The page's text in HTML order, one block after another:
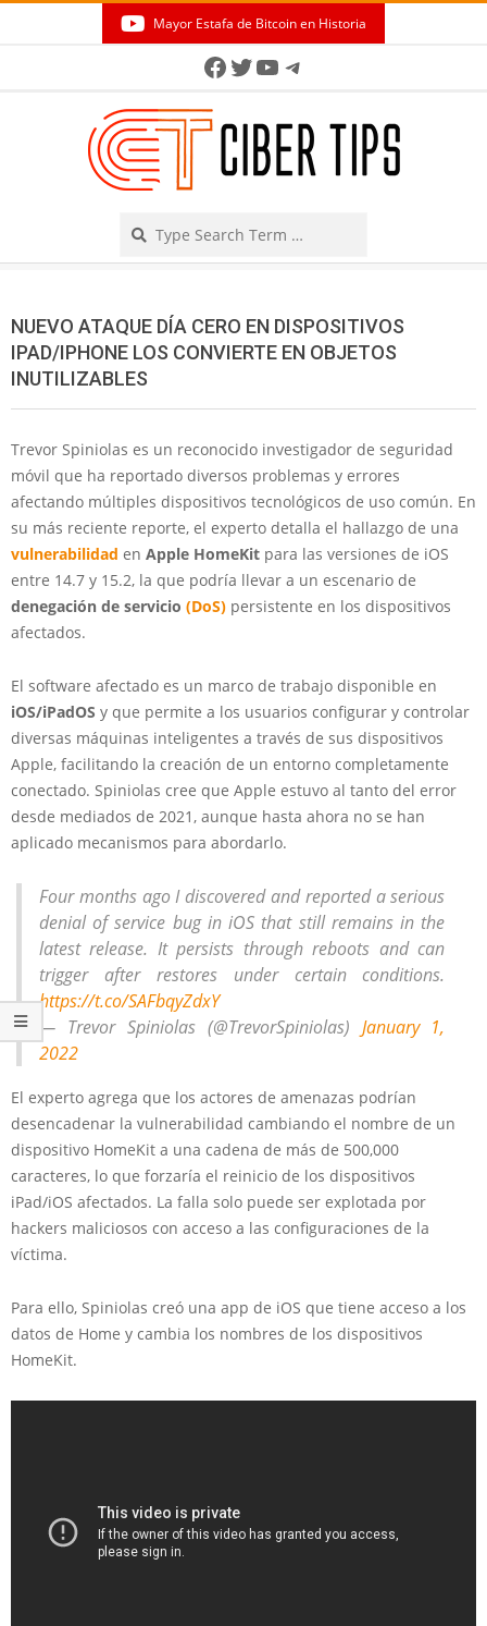
Mayor Estafa de Bitcoin en Historia
Facebook
Twitter
YouTube
Telegram
NUEVO ATAQUE DÍA CERO EN DISPOSITIVOS
IPAD/IPHONE LOS CONVIERTE EN OBJETOS
INUTILIZABLES
Trevor Spiniolas es un reconocido investigador de seguridad
móvil que ha reportado diversos problemas y errores
afectando múltiples dispositivos tecnológicos de uso común. En
su más reciente reporte, el experto detalla el hallazgo de una
vulnerabilidad en Apple HomeKit para las versiones de iOS
entre 14.7 y 15.2, la que podría llevar a un escenario de
denegación de servicio (DoS) persistente en los dispositivos
afectados.
El software afectado es un marco de trabajo disponible en
iOS/iPadOS y que permite a los usuarios configurar y controlar
diversas máquinas inteligentes a través de sus dispositivos
Apple, facilitando la creación de un entorno completamente
conectado. Spiniolas cree que Apple estuvo al tanto del error
desde mediados de 2021, aunque hasta ahora no se han
aplicado mecanismos para abordarlo.
Four months ago I discovered and reported a serious
denial of service bug in iOS that still remains in the
latest release. It persists through reboots and can
trigger after restores under certain conditions.
https://t.co/SAFbqyZdxY
— Trevor Spiniolas (@TrevorSpiniolas) January 1,
2022
El experto agrega que los actores de amenazas podrían
desencadenar la vulnerabilidad cambiando el nombre de un
dispositivo HomeKit a una cadena de más de 500,000
caracteres, lo que forzaría el reinicio de los dispositivos
iPad/iOS afectados. La falla solo puede ser explotada por
hackers maliciosos con acceso a las configuraciones de la
víctima.
Para ello, Spiniolas creó una app de iOS que tiene acceso a los
datos de Home y cambia los nombres de los dispositivos
HomeKit.